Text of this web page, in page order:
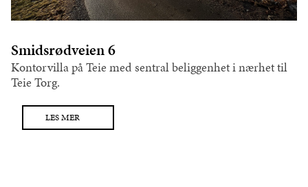
Smidsrødveien 6
Kontorvilla på Teie med sentral beliggenhet i nærhet til
Teie Torg.
LES MER